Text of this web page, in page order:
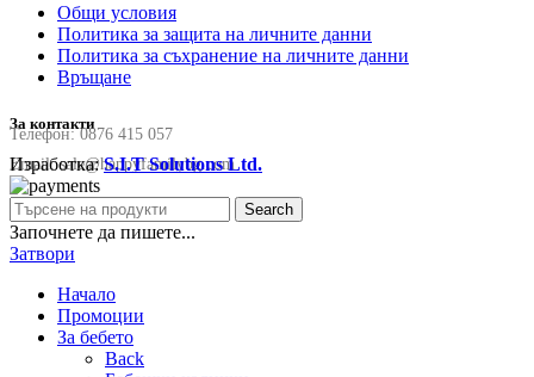
Общи условия
Политика за защита на личните данни
Политика за съхранение на личните данни
Връщане
За контакти
Телефон:0876 415 057
Email:sale@happyfamilybg.com
Изработка:S.I.T Solutions Ltd.
Search
Започнете да пишете...
Затвори
Начало
Промоции
За бебето
Back